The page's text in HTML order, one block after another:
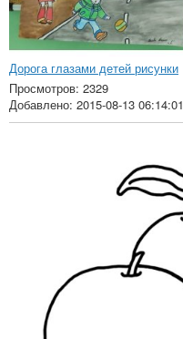
Дорога глазами детей рисунки
Просмотров: 2329
Добавлено: 2015-08-13 06:14:01